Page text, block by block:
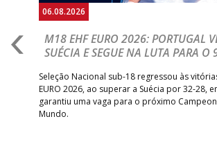
06.08.2026
M18 EHF EURO 2026: PORTUGAL
SUÉCIA E SEGUE NA LUTA PARA O
Seleção Nacional sub-18 regressou às
EURO 2026, ao superar a Suécia por 32-28,
garantiu uma vaga para o próximo
Mundo.